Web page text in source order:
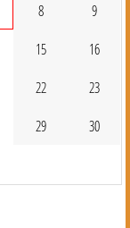
8 9
15 16
22 23
29 30